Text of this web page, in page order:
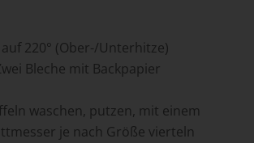
220° (Ober-/Unterhitze)
Bleche mit Backpapier
waschen, putzen, mit einem
je nach Größe vierteln